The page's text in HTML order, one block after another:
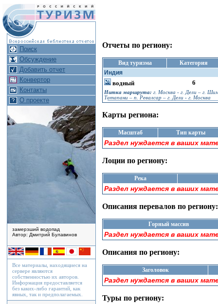
Поиск
Обсуждение
Добавить отчет
Конвертор
Контакты
О проекте
замерзший водопад
Автор: Дмитрий Булавинов
Все материалы, находящиеся на
сервере являются
собственностью их авторов.
Информация предоставляется
без каких-либо гарантий, как
явных, так и предполагаемых.
Отчеты по региону:
Вид туризма
Категория
Индия
водный 6
Нитка маршрута: г. Москва - г. Дели – г.
Татапани – п. Ревалсар – г. Дели - г. Москва
Карты региона:
Масштаб Тип карты
Раздел нуждается в ваших
Лоции по региону:
Река
Раздел нуждается в ваших
Описания перевалов по региону:
Горный массив
Раздел нуждается в ваших
Описания по региону:
Заголовок
Раздел нуждается в ваших
Туры по региону: